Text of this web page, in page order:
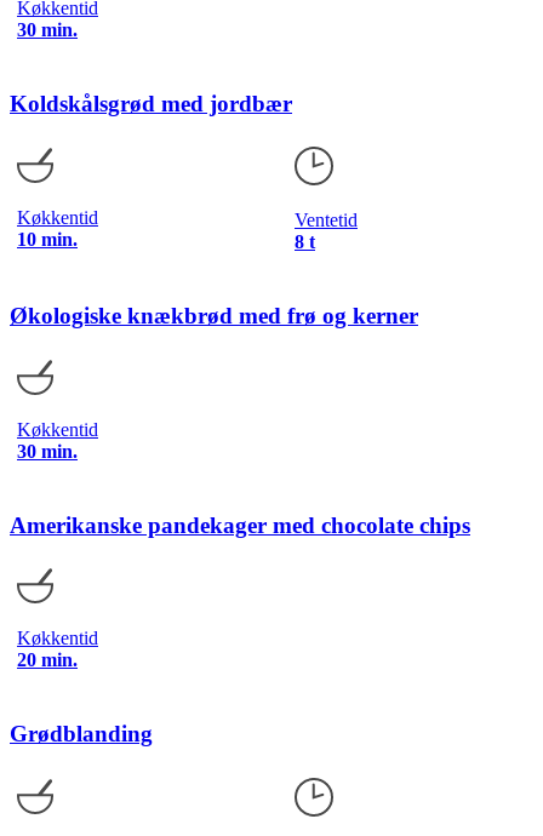
Køkkentid
30 min.
Koldskålsgrød med jordbær
Køkkentid
10 min.
Ventetid
8 t
Økologiske knækbrød med frø og kerner
Køkkentid
30 min.
Amerikanske pandekager med chocolate chips
Køkkentid
20 min.
Grødblanding